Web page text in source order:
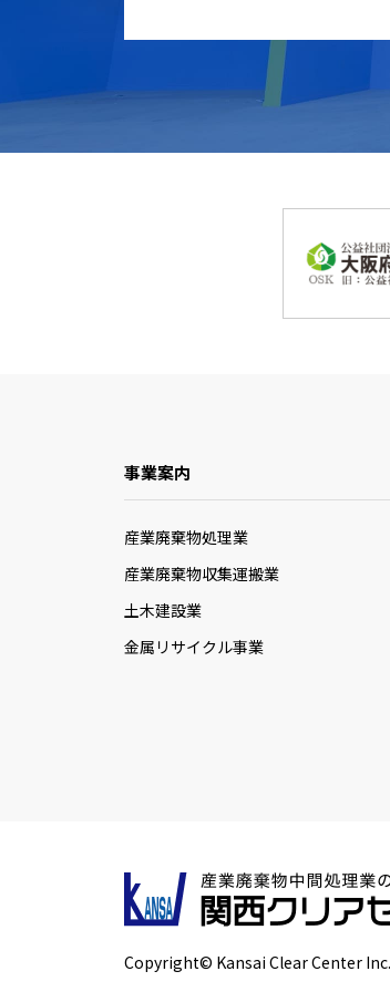
事業案内
産業廃棄物処理業
産業廃棄物収集運搬業
土木建設業
金属リサイクル事業
Copyright© Kansai Clear Center